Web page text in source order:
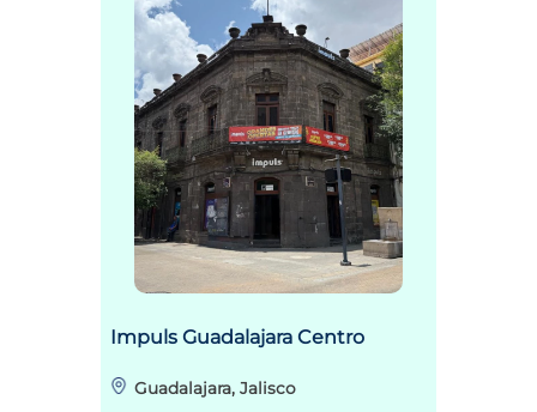
Impuls Guadalajara Centro
Guadalajara, Jalisco